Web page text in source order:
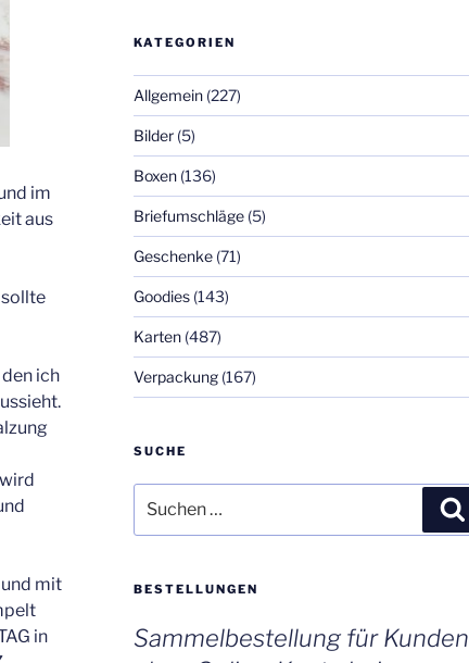
im
aus
ich
mit
in
KATEGORIEN
Allgemein(227)
Bilder(5)
Boxen(136)
Briefumschläge(5)
Geschenke(71)
Goodies(143)
Karten(487)
Verpackung(167)
SUCHE
nach:
BESTELLUNGEN
Sammelbestellung für Kunden